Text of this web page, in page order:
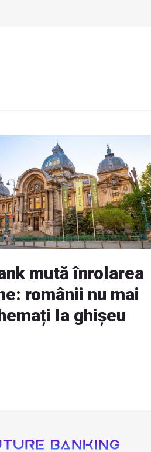
mută înrolarea
românii nu mai
la ghișeu